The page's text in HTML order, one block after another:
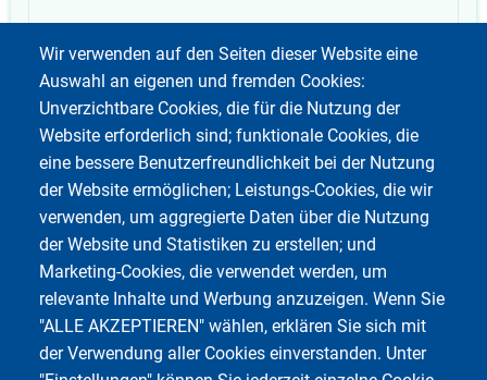
Wir verwenden auf den Seiten dieser Website eine
Auswahl an eigenen und fremden Cookies:
Unverzichtbare Cookies, die für die Nutzung der
Website erforderlich sind; funktionale Cookies, die
eine bessere Benutzerfreundlichkeit bei der Nutzung
der Website ermöglichen; Leistungs-Cookies, die wir
verwenden, um aggregierte Daten über die Nutzung
der Website und Statistiken zu erstellen; und
Marketing-Cookies, die verwendet werden, um
relevante Inhalte und Werbung anzuzeigen. Wenn Sie
"ALLE AKZEPTIEREN" wählen, erklären Sie sich mit
der Verwendung aller Cookies einverstanden. Unter